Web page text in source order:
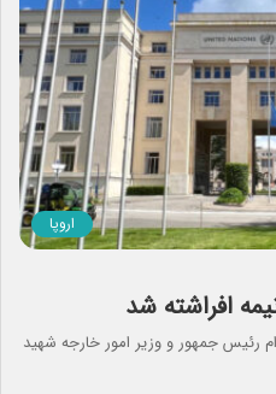
اروپا
افراشته شد
رئیس جمهور و وزیر امور خارجه شهید